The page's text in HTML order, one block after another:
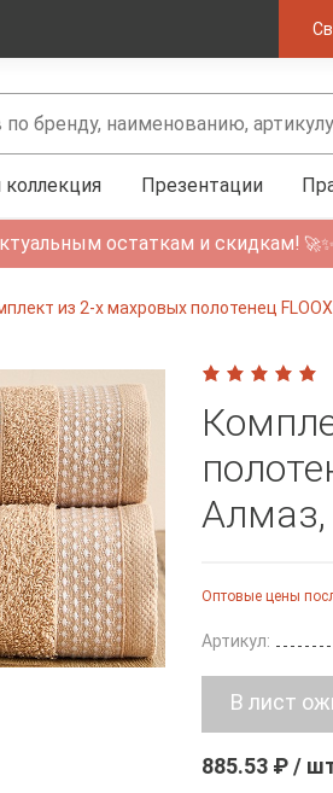
Презентации
остаткам и скидкам!
из 2-х махровых полотенец
Оптовые цены
Артикул:
885.53 ₽ /